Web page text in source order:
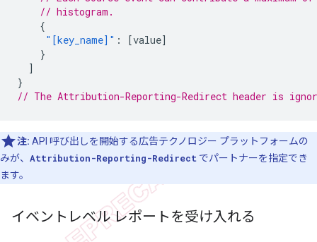
// histogram.
{
"[key_name]" : [value]
}
]
}
// The Attribution-Reporting-Redirect header is
注: API 呼び出しを開始する広告テクノロジー プラットフォームの
みが、 Attribution-Reporting-Redirect でパートナーを指定でき
ます。
イベントレベル レポートを受け入れる